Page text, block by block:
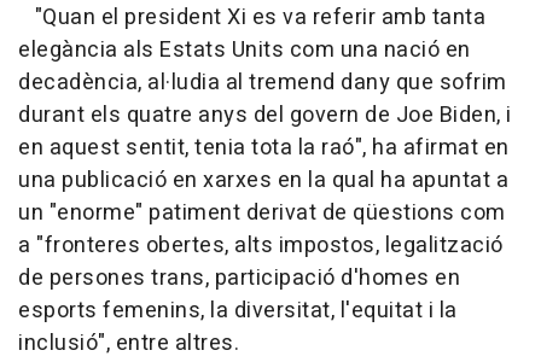
"Quan el president Xi es va referir amb tanta
elegància als Estats Units com una nació en
decadència, al·ludia al tremend dany que sofrim
durant els quatre anys del govern de Joe Biden, i
en aquest sentit, tenia tota la raó", ha afirmat en
una publicació en xarxes en la qual ha apuntat a
un "enorme" patiment derivat de qüestions com
a "fronteres obertes, alts impostos, legalització
de persones trans, participació d'homes en
esports femenins, la diversitat, l'equitat i la
inclusió", entre altres.